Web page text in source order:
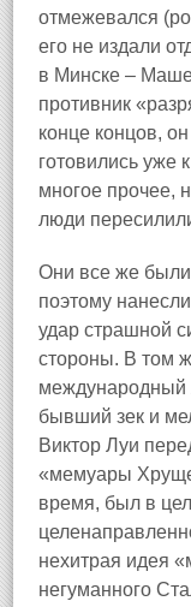
отмежевался
его не издали
в Минске –
противник
конце концов,
готовились уже
многое прочее,
люди
Они все же были
поэтому
удар страшной
стороны. В том
международный
бывший зек и
Виктор Луи
«мемуары
время, был в
нехитрая идея
негуманного